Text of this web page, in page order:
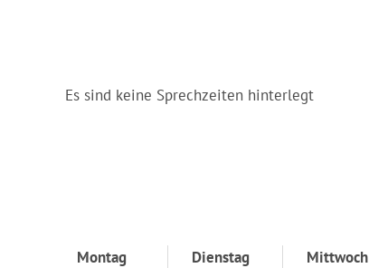
Es sind keine Sprechzeiten hinterlegt
Montag
Dienstag
Mittwoch